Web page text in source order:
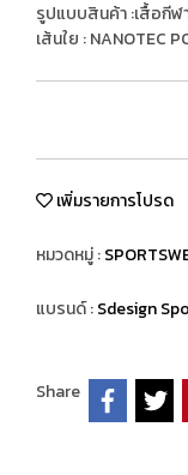
รูปแบบสินค้า :เสื้อกีฬ
เส้นใย : NANOTEC
เพิ่มรายการโปรด
หมวดหมู่ :
แบรนด์ :Sdesign
Share